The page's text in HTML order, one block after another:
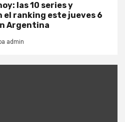
las 10 series y
el ranking este jueves 6
Argentina
admin